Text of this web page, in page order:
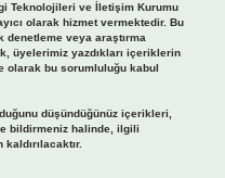
Teknolojileri ve İletişim Kurumu
olarak hizmet vermektedir. Bu
veya araştırma
üyelerimiz yazdıkları içeriklerin
olarak bu sorumluluğu kabul
düşündüğünüz içerikleri,
bildirmeniz halinde, ilgili